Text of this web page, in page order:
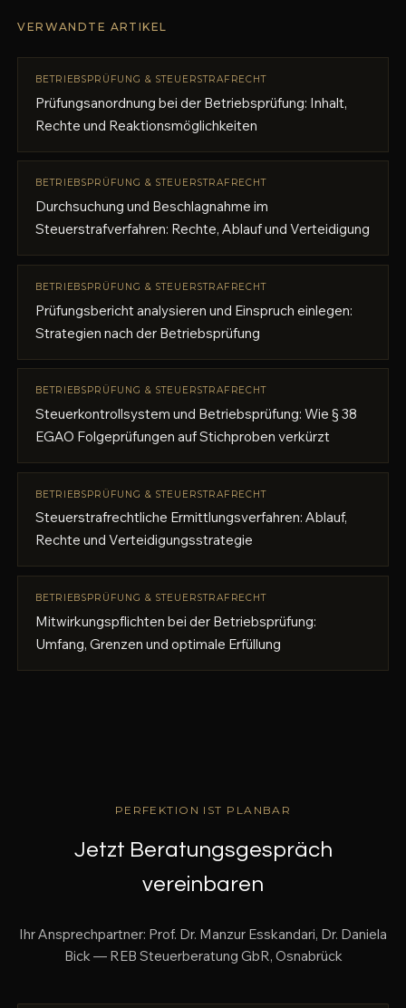
VERWANDTE ARTIKEL
BETRIEBSPRÜFUNG & STEUERSTRAFRECHT
Prüfungsanordnung bei der Betriebsprüfung: Inhalt,
Rechte und Reaktionsmöglichkeiten
BETRIEBSPRÜFUNG & STEUERSTRAFRECHT
Durchsuchung und Beschlagnahme im
Steuerstrafverfahren: Rechte, Ablauf und Verteidigung
BETRIEBSPRÜFUNG & STEUERSTRAFRECHT
Prüfungsbericht analysieren und Einspruch einlegen:
Strategien nach der Betriebsprüfung
BETRIEBSPRÜFUNG & STEUERSTRAFRECHT
Steuerkontrollsystem und Betriebsprüfung: Wie § 38
EGAO Folgeprüfungen auf Stichproben verkürzt
BETRIEBSPRÜFUNG & STEUERSTRAFRECHT
Steuerstrafrechtliche Ermittlungsverfahren: Ablauf,
Rechte und Verteidigungsstrategie
BETRIEBSPRÜFUNG & STEUERSTRAFRECHT
Mitwirkungspflichten bei der Betriebsprüfung:
Umfang, Grenzen und optimale Erfüllung
PERFEKTION IST PLANBAR
Jetzt Beratungsgespräch
vereinbaren
Ihr Ansprechpartner: Prof. Dr. Manzur Esskandari, Dr. Daniela
Bick — REB Steuerberatung GbR, Osnabrück